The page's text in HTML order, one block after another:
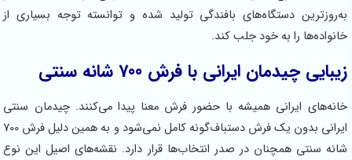
دستگاه‌های بافندگی تولید شده و توانسته توجه بسیاری از
را به خود جلب کند.
چیدمان ایرانی با فرش 700 شانه سنتی
ایرانی همیشه با حضور فرش معنا پیدا می‌کنند. چیدمان سنتی
ایرانی بدون یک فرش دستباف‌گونه کامل نمی‌شود و به همین دلیل فرش 700
سنتی همچنان در صدر انتخاب‌ها قرار دارد. نقشه‌های اصیل این نوع